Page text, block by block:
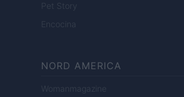
Pet Story
Encocina
NORD AMERICA
Womanmagazine